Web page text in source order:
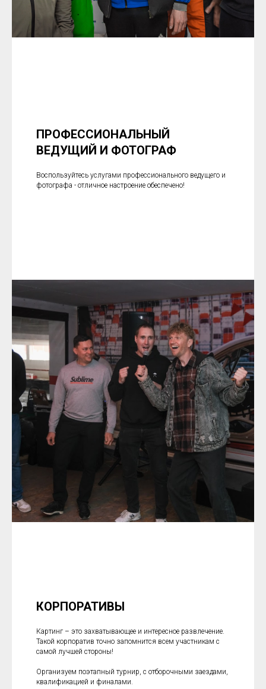
ПРОФЕССИОНАЛЬНЫЙ
ВЕДУЩИЙ И ФОТОГРАФ
Воспользуйтесь услугами профессионального ведущего и
фотографа - отличное настроение обеспечено!
КОРПОРАТИВЫ
Картинг – это захватывающее и интересное развлечение.
Такой корпоратив точно запомнится всем участникам с
самой лучшей стороны!
Организуем поэтапный турнир, с отборочными заездами,
квалификацией и финалами.